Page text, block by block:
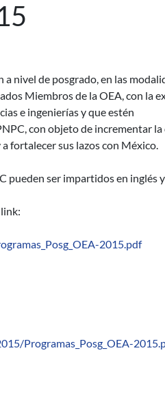
nivel de posgrado, en las
Miembros de la OEA, con la
e ingenierías y que estén
con objeto de incrementar
fortalecer sus lazos con México.
pueden ser impartidos en inglés
2015.pdf
Programas_Posg_OEA-